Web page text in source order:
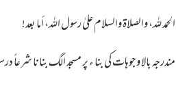
الحمد لله، والصلاة والسلام علىٰ رسول الله، أما بعد!
مندرجہ بالا وجوہات کی بنا ء پر مسجد الگ بنانا